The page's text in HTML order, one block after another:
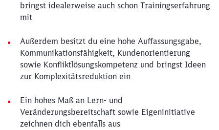
bringst idealerweise auch schon Trainingserfahrung
mit
Außerdem besitzt du eine hohe Auffassungsgabe,
Kommunikationsfähigkeit, Kundenorientierung
sowie Konfliktlösungskompetenz und bringst Ideen
zur Komplexitätsreduktion ein
Ein hohes Maß an Lern- und
Veränderungsbereitschaft sowie Eigeninitiative
zeichnen dich ebenfalls aus